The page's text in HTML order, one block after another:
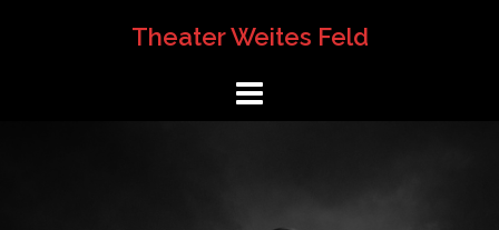
Theater Weites Feld